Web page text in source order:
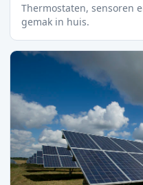
Thermostaten, sensoren
gemak in huis.